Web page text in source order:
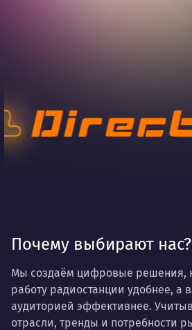
Почему выбирают нас?
Мы создаём цифровые решения,
работу радиостанции удобнее, а
аудиторией эффективнее.
отрасли, тренды и потребности